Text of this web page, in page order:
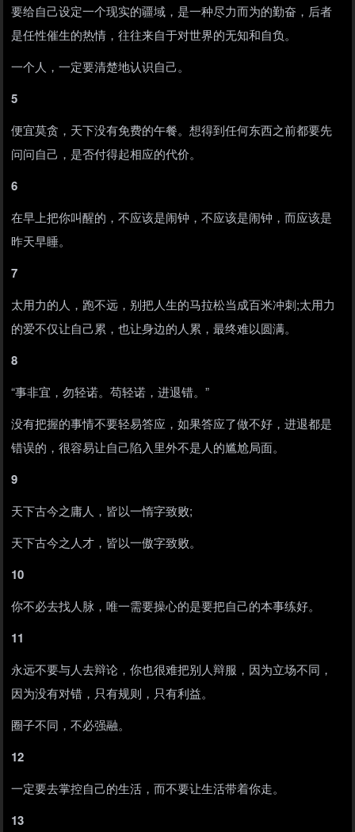
要给自己设定一个现实的疆域，是一种尽力而为的勤奋，后者
是任性催生的热情，往往来自于对世界的无知和自负。
一个人，一定要清楚地认识自己。
5
便宜莫贪，天下没有免费的午餐。想得到任何东西之前都要先
问问自己，是否付得起相应的代价。
6
在早上把你叫醒的，不应该是闹钟，不应该是闹钟，而应该是
昨天早睡。
7
太用力的人，跑不远，别把人生的马拉松当成百米冲刺;太用力
的爱不仅让自己累，也让身边的人累，最终难以圆满。
8
“事非宜，勿轻诺。苟轻诺，进退错。”
没有把握的事情不要轻易答应，如果答应了做不好，进退都是
错误的，很容易让自己陷入里外不是人的尴尬局面。
9
天下古今之庸人，皆以一惰字致败;
天下古今之人才，皆以一傲字致败。
10
你不必去找人脉，唯一需要操心的是要把自己的本事练好。
11
永远不要与人去辩论，你也很难把别人辩服，因为立场不同，
因为没有对错，只有规则，只有利益。
圈子不同，不必强融。
12
一定要去掌控自己的生活，而不要让生活带着你走。
13